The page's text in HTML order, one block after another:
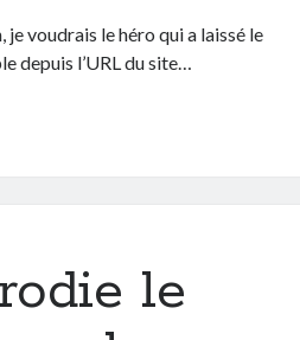
voudrais le héro qui a laissé le
depuis l’URL du site…
le